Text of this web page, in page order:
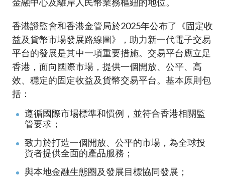
香港證監會和香港金管局於2025年公布了《固定收
益及貨幣市場發展路線圖》，助力新一代電子交易
平台的發展是其中一項重要措施。交易平台應立足
香港，面向國際市場，提供一個開放、公平、高
效、穩定的固定收益及貨幣交易平台。基本原則包
括：
遵循國際市場標準和慣例，並符合香港相關監
管要求；
致力於打造一個開放、公平的市場，為全球投
資者提供全面的產品服務；
與本地金融生態圈及發展目標協同發展；